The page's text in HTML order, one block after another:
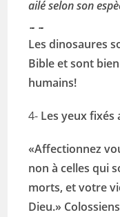
ailéselon son
……
Les dinosaures
Bible et sont
humains!
4- Les yeux fixés
«Affectionnez
non à celles qui
morts, et votre
Dieu.» ‭‭Colossiens‬